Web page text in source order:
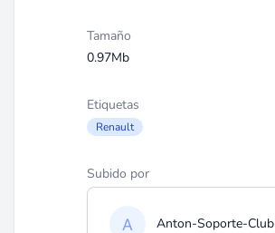
Tamaño
0.97Mb
Etiquetas
Renault
Subido por
Anton-Soporte-Club